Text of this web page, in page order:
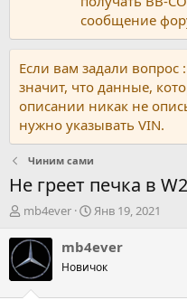
сообщение
Если вам задали
значит, что данные,
описании никак не
нужно указывать VIN.
Чиним сами
Не греет печка в
А
т
о
р
т
mb4ever
Д
т
н
Янв 19, 2021
mb4ever
Новичок